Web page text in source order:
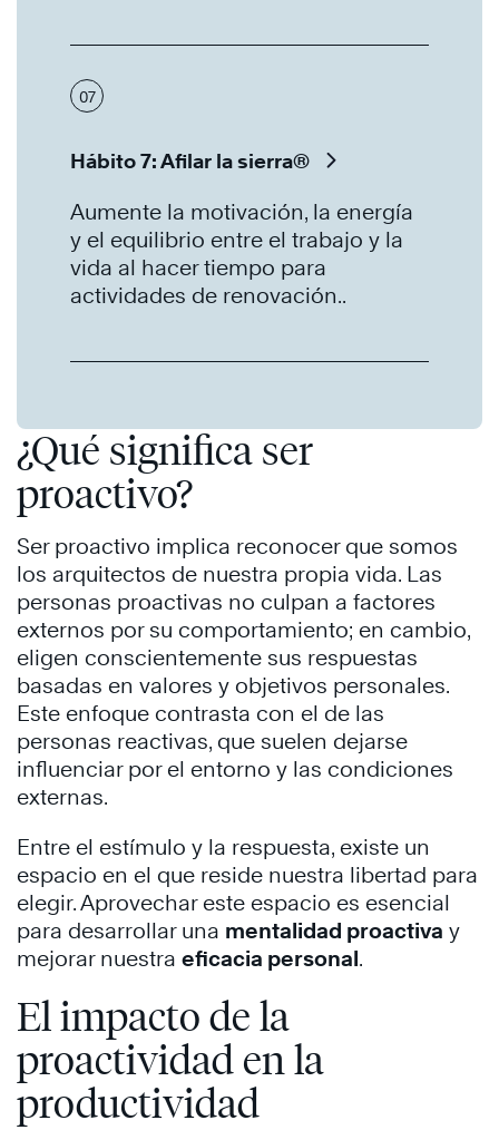
07
Hábito 7: Afilar la sierra®
Aumente la motivación, la energía
y el equilibrio entre el trabajo y la
vida al hacer tiempo para
actividades de renovación..
¿Qué significa ser
proactivo?
Ser proactivo implica reconocer que somos
los arquitectos de nuestra propia vida. Las
personas proactivas no culpan a factores
externos por su comportamiento; en cambio,
eligen conscientemente sus respuestas
basadas en valores y objetivos personales.
Este enfoque contrasta con el de las
personas reactivas, que suelen dejarse
influenciar por el entorno y las condiciones
externas. ​
Entre el estímulo y la respuesta, existe un
espacio en el que reside nuestra libertad para
elegir. Aprovechar este espacio es esencial
para desarrollar una mentalidad proactiva y
mejorar nuestra eficacia personal.
El impacto de la
proactividad en la
productividad